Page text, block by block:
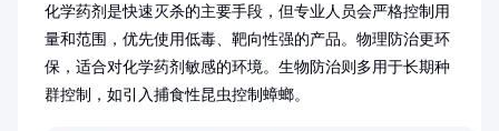
化学药剂是快速灭杀的主要手段，但专业人员会严格控制用
量和范围，优先使用低毒、靶向性强的产品。物理防治更环
保，适合对化学药剂敏感的环境。生物防治则多用于长期种
群控制，如引入捕食性昆虫控制蟑螂。